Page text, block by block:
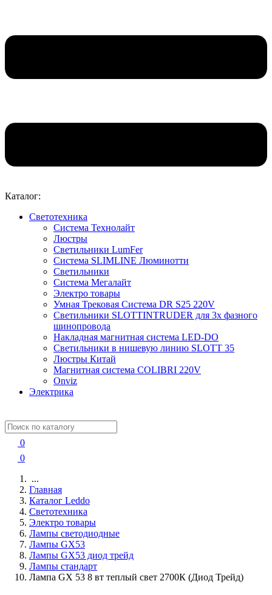
Каталог:
Светотехника
Система Технолайт
Люстры
Светильники LumFer
Система SLIMLINE Люминотти
Светильники
Система Мегалайт
Электро товары
Умная Трековая Система DR S25 220V
Светильники SLOTTINTRUDER для 3х фазного
шинопровода
Накладная магнитная система LED-DO
Светильники в нишевую линию SLOTT 35
Люстры Китай
Магнитная система COLIBRI 220V
Onviz
Электрика
0
0
...
Главная
Каталог Leddo
Светотехника
Электро товары
Лампы светодиодные
Лампы GX53
Лампы GX53 диод трейд
Лампы стандарт
Лампа GX 53 8 вт теплый свет 2700К (Диод Трейд)